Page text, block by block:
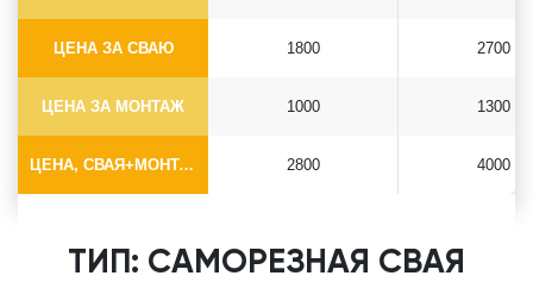
ЦЕНА ЗА СВАЮ
ЦЕНА ЗА МОНТАЖ
ЦЕНА, СВАЯ+МОНТАЖ (БЕЗ ОГОЛОВКА)
1800
1000
2800
2700
1300
4000
ТИП: САМОРЕЗНАЯ СВАЯ